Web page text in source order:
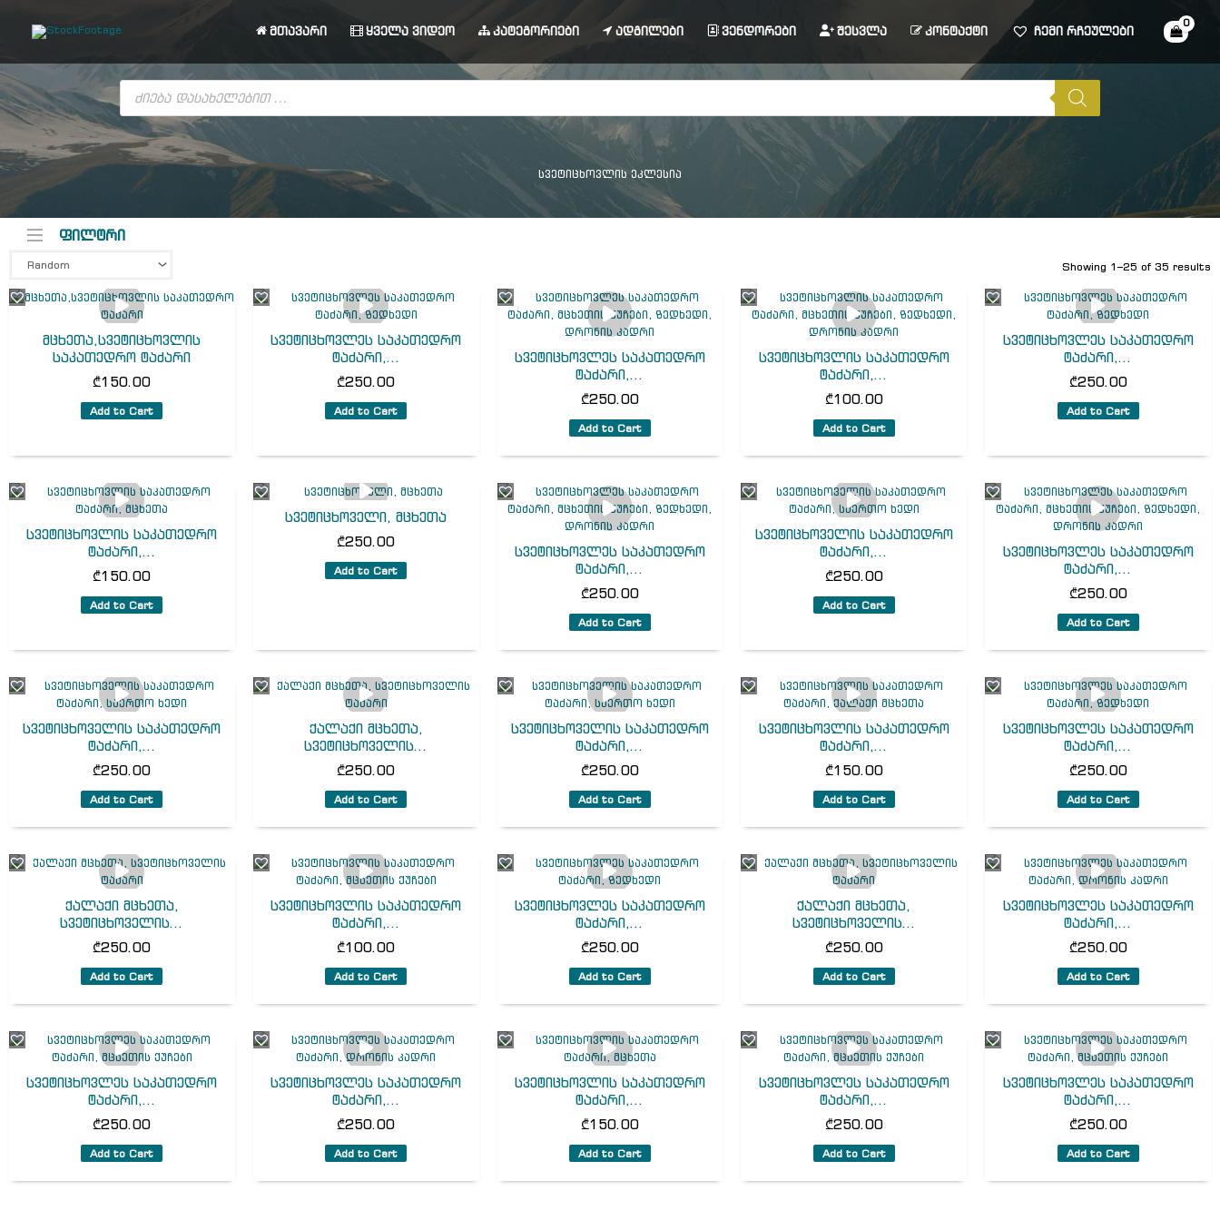
content
მთავარი ყველა ვიდეო კატეგორიები ადგილები ვენდორები შესვლა კონტაქტი ჩემი რჩეულები
Products
search
სვეტიცხოვლის ეკლესია
ფილტრი
Showing 1–25 of 35 results
მცხეთა,სვეტიცხოვლის
საკათედრო ტაძარი
₾150.00
Add to Cart
სვეტიცხოვლეს საკათედრო
ტაძარი,...
₾250.00
Add to Cart
სვეტიცხოვლეს საკათედრო
ტაძარი,...
₾250.00
Add to Cart
სვეტიცხოვლის საკათედრო
ტაძარი,...
₾100.00
Add to Cart
სვეტიცხოვლეს საკათედრო
ტაძარი,...
₾250.00
Add to Cart
სვეტიცხოვლის საკათედრო
ტაძარი,...
₾150.00
Add to Cart
სვეტიცხოველი, მცხეთა
₾250.00
Add to Cart
სვეტიცხოვლეს საკათედრო
ტაძარი,...
₾250.00
Add to Cart
სვეტიცხოველის საკათედრო
ტაძარი,...
₾250.00
Add to Cart
სვეტიცხოვლეს საკათედრო
ტაძარი,...
₾250.00
Add to Cart
სვეტიცხოველის საკათედრო
ტაძარი,...
₾250.00
Add to Cart
ქალაქი მცხეთა,
სვეტიცხოველის...
₾250.00
Add to Cart
სვეტიცხოველის საკათედრო
ტაძარი,...
₾250.00
Add to Cart
სვეტიცხოვლის საკათედრო
ტაძარი,...
₾150.00
Add to Cart
სვეტიცხოვლეს საკათედრო
ტაძარი,...
₾250.00
Add to Cart
ქალაქი მცხეთა,
სვეტიცხოველის...
₾250.00
Add to Cart
სვეტიცხოვლის საკათედრო
ტაძარი,...
₾100.00
Add to Cart
სვეტიცხოვლეს საკათედრო
ტაძარი,...
₾250.00
Add to Cart
ქალაქი მცხეთა,
სვეტიცხოველის...
₾250.00
Add to Cart
სვეტიცხოვლეს საკათედრო
ტაძარი,...
₾250.00
Add to Cart
სვეტიცხოვლეს საკათედრო
ტაძარი,...
₾250.00
Add to Cart
სვეტიცხოვლეს საკათედრო
ტაძარი,...
₾250.00
Add to Cart
სვეტიცხოვლის საკათედრო
ტაძარი,...
₾150.00
Add to Cart
სვეტიცხოვლეს საკათედრო
ტაძარი,...
₾250.00
Add to Cart
სვეტიცხოვლეს საკათედრო
ტაძარი,...
₾250.00
Add to Cart